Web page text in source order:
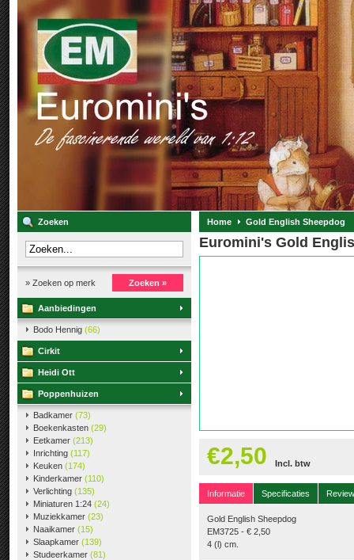
Zoeken
» Zoeken op merk Zoeken »
Aanbiedingen
Bodo Hennig (66)
Cirkit
Heidi Ott
Poppenhuizen
Badkamer (73)
Boekenkasten (29)
Eetkamer (213)
Inrichting (117)
Keuken (174)
Kinderkamer (110)
Verlichting (135)
Miniaturen 1:24 (24)
Muziekkamer (23)
Naaikamer (15)
Slaapkamer (139)
Studeerkamer (81)
Home Gold English Sheepdog
Euromini's Gold
€2,50 Incl. btw
Informatie Specificaties
Gold English Sheepdog
EM3725 - € 2,50
4 (l) cm.